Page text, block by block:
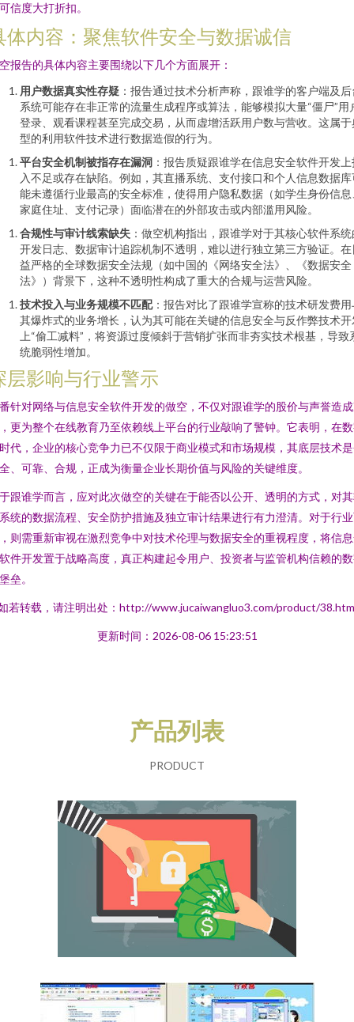
信度大打折扣。
体内容：聚焦软件安全与数据诚信
报告的具体内容主要围绕以下几个方面展开：
用户数据真实性存疑 ：报告通过技术分析声称，跟谁学的客户端及
系统可能存在非正常的流量生成程序或算法，能够模拟大量“僵尸”用
登录、观看课程甚至完成交易，从而虚增活跃用户数与营收。这属于
型的利用软件技术进行数据造假的行为。
平台安全机制被指存在漏洞 ：报告质疑跟谁学在信息安全软件开发
入不足或存在缺陷。例如，其直播系统、支付接口和个人信息数据库
能未遵循行业最高的安全标准，使得用户隐私数据（如学生身份信息
家庭住址、支付记录）面临潜在的外部攻击或内部滥用风险。
合规性与审计线索缺失 ：做空机构指出，跟谁学对于其核心软件系
开发日志、数据审计追踪机制不透明，难以进行独立第三方验证。在
益严格的全球数据安全法规（如中国的《网络安全法》、《数据安全
法》）背景下，这种不透明性构成了重大的合规与运营风险。
技术投入与业务规模不匹配：报告对比了跟谁学宣称的技术研发费用
其爆炸式的业务增长，认为其可能在关键的信息安全与反作弊技术开
上“偷工减料”，将资源过度倾斜于营销扩张而非夯实技术根基，导致
统脆弱性增加。
层影响与行业警示
针对网络与信息安全软件开发的做空，不仅对跟谁学的股价与声誉造
更为整个在线教育乃至依赖线上平台的行业敲响了警钟。它表明，在
代，企业的核心竞争力已不仅限于商业模式和市场规模，其底层技术
、可靠、合规，正成为衡量企业长期价值与风险的关键维度。
跟谁学而言，应对此次做空的关键在于能否以公开、透明的方式，对
统的数据流程、安全防护措施及独立审计结果进行有力澄清。对于行
则需重新审视在激烈竞争中对技术伦理与数据安全的重视程度，将信
件开发置于战略高度，真正构建起令用户、投资者与监管机构信赖的
垒。
若转载，请注明出处：http://www.jucaiwangluo3.com/product/
更新时间：2026-08-06 15:23:51
产品列表
PRODUCT